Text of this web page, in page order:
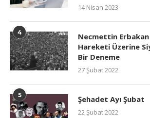
14 Nisan 2023
4
Necmettin
Hareketi Üzerine
Bir Deneme
27 Şubat 2022
5 Şehadet Ayı Şubat
22 Şubat 2022